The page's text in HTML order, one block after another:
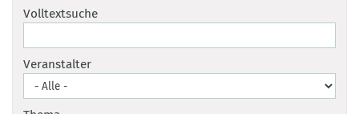
Volltextsuche
Veranstalter